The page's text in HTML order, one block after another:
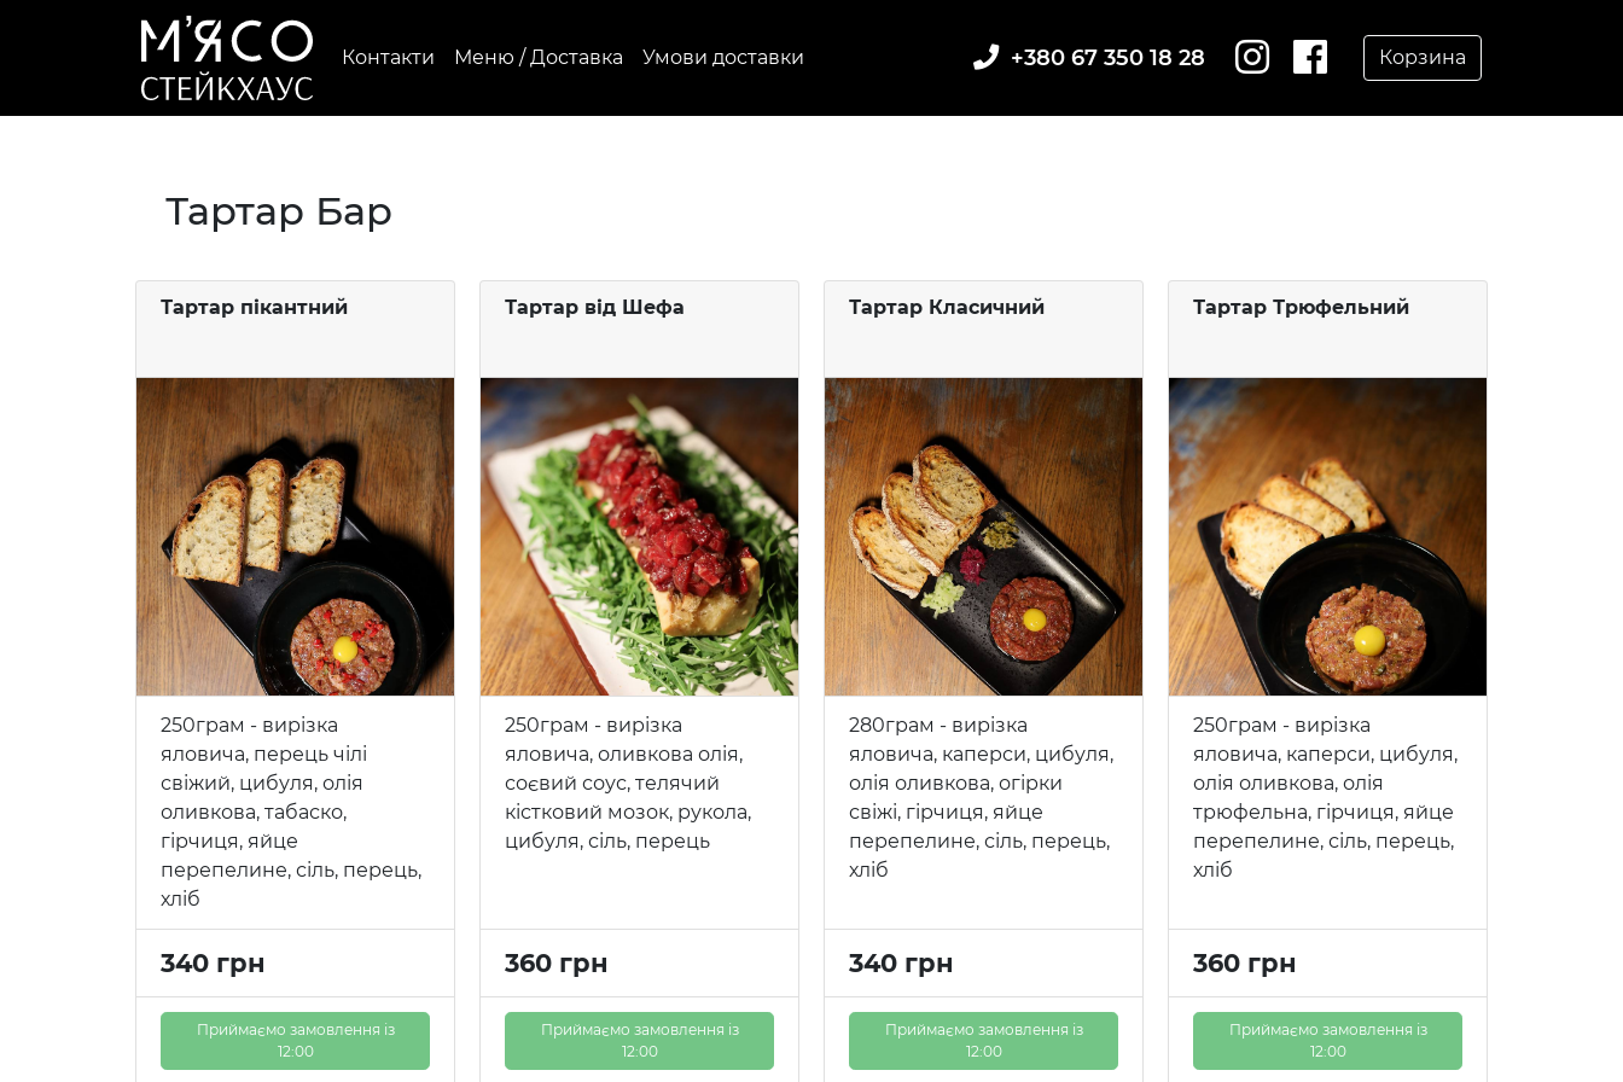
Контакти Меню / Доставка Умови доставки +380 67 350 18 28 Корзина
Тартар Бар
Тартар пікантний
250грам - вирізка
яловича, перець чілі
свіжий, цибуля, олія
оливкова, табаско,
гірчиця, яйце
перепелине, сіль, перець,
хліб
340 грн
Приймаємо замовлення із
12:00
Тартар від Шефа
250грам - вирізка
яловича, оливкова олія,
соєвий соус, телячий
кістковий мозок, рукола,
цибуля, сіль, перець
360 грн
Приймаємо замовлення із
12:00
Тартар Класичний
280грам - вирізка
яловича, каперси, цибуля,
олія оливкова, огірки
свіжі, гірчиця, яйце
перепелине, сіль, перець,
хліб
340 грн
Приймаємо замовлення із
12:00
Тартар Трюфельний
250грам - вирізка
яловича, каперси, цибуля,
олія оливкова, олія
трюфельна, гірчиця, яйце
перепелине, сіль, перець,
хліб
360 грн
Приймаємо замовлення із
12:00